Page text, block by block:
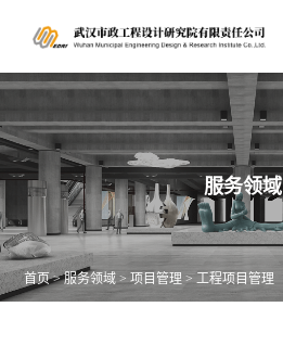
服务领域
首页>服务领域 >项目管理 >工程项目管理